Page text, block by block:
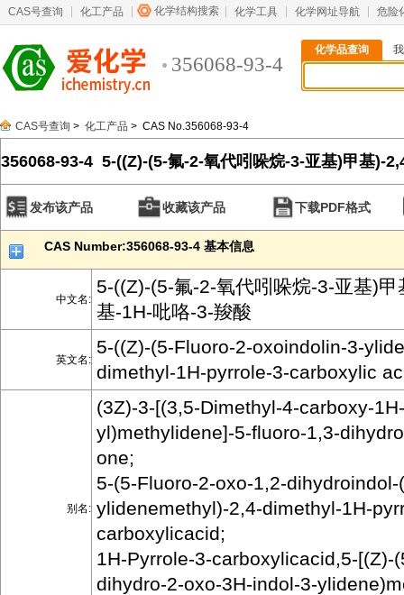
CAS号查询 化工产品 化学结构搜索 化学工具 化学网址导航 危险
356068-93-4
化学品查询
CAS号查询 > 化工产品 > CAS No.356068-93-4
356068-93-4 5-((Z)-(5-氟-2-氧代吲哚烷-3-亚基)甲基)-
咯-3-羧酸
发布该产品 收藏该产品 下载PDF格式
CAS Number:356068-93-4 基本信息
中文名:
5-((Z)-(5-氟-2-氧代吲哚烷-3-亚基)甲
基-1H-吡咯-3-羧酸
英文名:
5-((Z)-(5-Fluoro-2-oxoindolin-3-
dimethyl-1H-pyrrole-3-carboxylic
别名:
(3Z)-3-[(3,5-Dimethyl-4-carboxy-
yl)methylidene]-5-fluoro-1,3-
one;
5-(5-Fluoro-2-oxo-1,2-dihydroindol-
ylidenemethyl)-2,4-dimethyl-1H-
carboxylicacid;
1H-Pyrrole-3-carboxylicacid,5-[(Z)-
dihydro-2-oxo-3H-indol-3-